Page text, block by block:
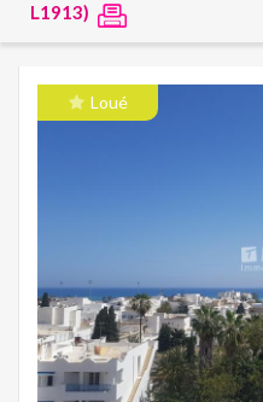
L1913)
Loué